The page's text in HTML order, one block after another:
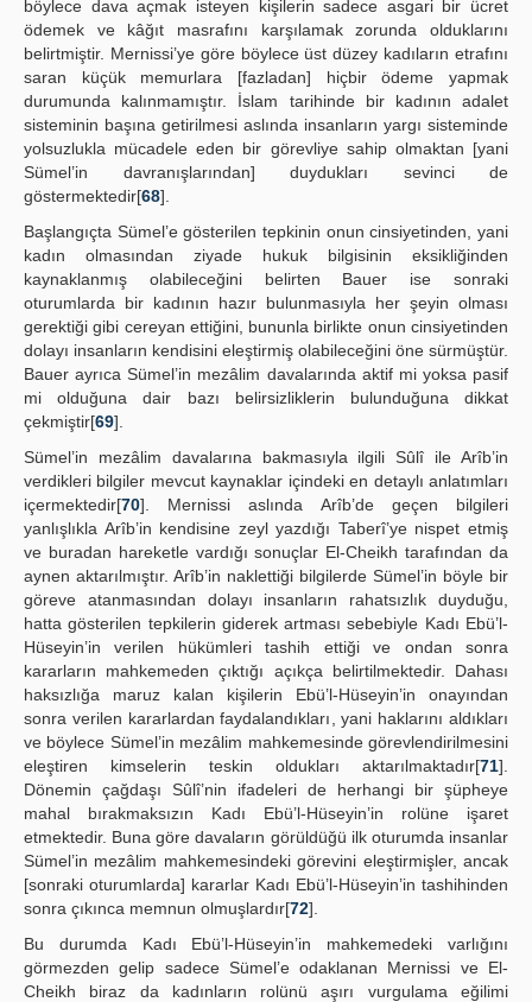
böylece dava açmak isteyen kişilerin sadece asgari bir ücret
ödemek ve kâğıt masrafını karşılamak zorunda olduklarını
belirtmiştir. Mernissi’ye göre böylece üst düzey kadıların etrafını
saran küçük memurlara [fazladan] hiçbir ödeme yapmak
durumunda kalınmamıştır. İslam tarihinde bir kadının adalet
sisteminin başına getirilmesi aslında insanların yargı sisteminde
yolsuzlukla mücadele eden bir görevliye sahip olmaktan [yani
Sümel’in davranışlarından] duydukları sevinci de
göstermektedir[68].
Başlangıçta Sümel’e gösterilen tepkinin onun cinsiyetinden, yani
kadın olmasından ziyade hukuk bilgisinin eksikliğinden
kaynaklanmış olabileceğini belirten Bauer ise sonraki
oturumlarda bir kadının hazır bulunmasıyla her şeyin olması
gerektiği gibi cereyan ettiğini, bununla birlikte onun cinsiyetinden
dolayı insanların kendisini eleştirmiş olabileceğini öne sürmüştür.
Bauer ayrıca Sümel’in mezâlim davalarında aktif mi yoksa pasif
mi olduğuna dair bazı belirsizliklerin bulunduğuna dikkat
çekmiştir[69].
Sümel’in mezâlim davalarına bakmasıyla ilgili Sûlî ile Arîb’in
verdikleri bilgiler mevcut kaynaklar içindeki en detaylı anlatımları
içermektedir[70]. Mernissi aslında Arîb’de geçen bilgileri
yanlışlıkla Arîb’in kendisine zeyl yazdığı Taberî’ye nispet etmiş
ve buradan hareketle vardığı sonuçlar El-Cheikh tarafından da
aynen aktarılmıştır. Arîb’in naklettiği bilgilerde Sümel’in böyle bir
göreve atanmasından dolayı insanların rahatsızlık duyduğu,
hatta gösterilen tepkilerin giderek artması sebebiyle Kadı Ebü’l-
Hüseyin’in verilen hükümleri tashih ettiği ve ondan sonra
kararların mahkemeden çıktığı açıkça belirtilmektedir. Dahası
haksızlığa maruz kalan kişilerin Ebü’l-Hüseyin’in onayından
sonra verilen kararlardan faydalandıkları, yani haklarını aldıkları
ve böylece Sümel’in mezâlim mahkemesinde görevlendirilmesini
eleştiren kimselerin teskin oldukları aktarılmaktadır[71].
Dönemin çağdaşı Sûlî’nin ifadeleri de herhangi bir şüpheye
mahal bırakmaksızın Kadı Ebü’l-Hüseyin’in rolüne işaret
etmektedir. Buna göre davaların görüldüğü ilk oturumda insanlar
Sümel’in mezâlim mahkemesindeki görevini eleştirmişler, ancak
[sonraki oturumlarda] kararlar Kadı Ebü’l-Hüseyin’in tashihinden
sonra çıkınca memnun olmuşlardır[72].
Bu durumda Kadı Ebü’l-Hüseyin’in mahkemedeki varlığını
görmezden gelip sadece Sümel’e odaklanan Mernissi ve El-
Cheikh biraz da kadınların rolünü aşırı vurgulama eğilimi